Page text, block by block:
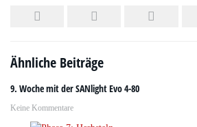
Ähnliche Beiträge
9. Woche mit der SANlight Evo 4-80
Keine Kommentare